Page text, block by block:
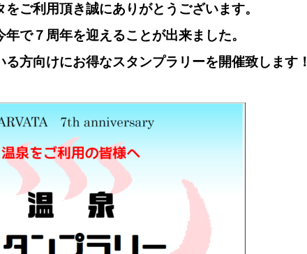
ご利用頂き誠にありがとうございます。
で７周年を迎えることが出来ました。
方向けにお得なスタンプラリーを開催致します！